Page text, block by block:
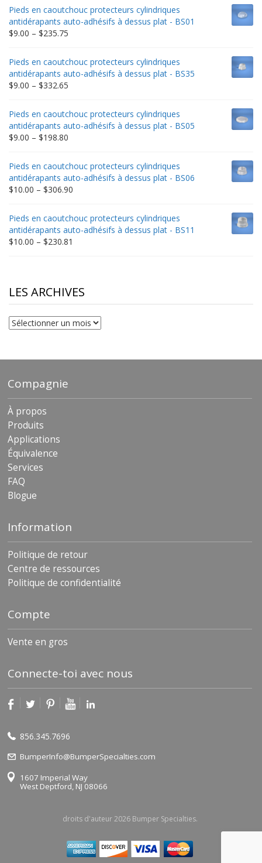
Pieds en caoutchouc protecteurs cylindriques
antidérapants auto-adhésifs à dessus plat - BS01
$9.00 – $235.75
$9.00
through
$235.75
Pieds en caoutchouc protecteurs cylindriques
antidérapants auto-adhésifs à dessus plat - BS35
$9.00 – $332.65
$9.00
through
$332.65
Pieds en caoutchouc protecteurs cylindriques
antidérapants auto-adhésifs à dessus plat - BS05
$9.00 – $198.80
$9.00
through
$198.80
Pieds en caoutchouc protecteurs cylindriques
antidérapants auto-adhésifs à dessus plat - BS06
$10.00 – $306.90
through
$306.90
Pieds en caoutchouc protecteurs cylindriques
antidérapants auto-adhésifs à dessus plat - BS11
$10.00 – $230.81
$230.81
LES ARCHIVES
Les
archives
Compagnie
À propos
Produits
Applications
Équivalence
Services
FAQ
Blogue
Information
Politique de retour
Centre de ressources
Politique de confidentialité
Compte
Vente en gros
Connecte-toi avec nous
856.345.7696
BumperInfo@BumperSpecialties.com
1607 Imperial Way
West Deptford, NJ 08066
droits d'auteur 2026 Bumper Specialties.